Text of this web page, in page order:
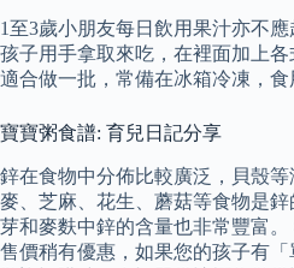
1至3歲小朋友每日飲用果汁亦不
孩子用手拿取來吃，在裡面加上
適合做一批，常備在冰箱冷凍，食
寶寶粥食譜: 育兒日記分享
鋅在食物中分佈比較廣泛，貝殼
麥、芝麻、花生、蘑菇等食物是
芽和麥麩中鋅的含量也非常豐富。
售價稍有優惠，如果您的孩子有「